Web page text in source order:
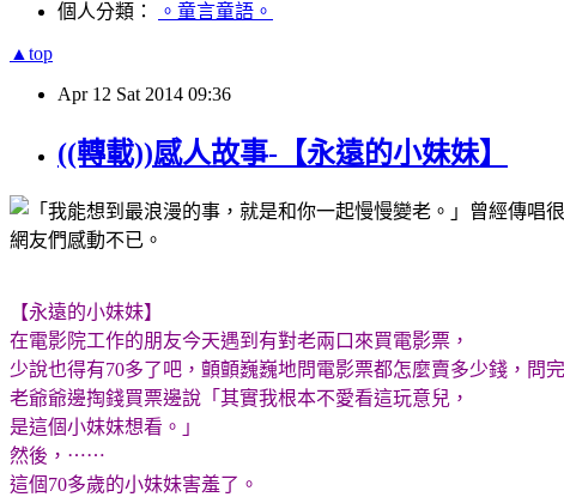
個人分類： 。童言童語。
▲top
Apr 12 Sat 2014 09:36
((轉載))感人故事-【永遠的小妹妹】
【永遠的小妹妹】
在電影院工作的朋友今天遇到有對老兩口來買電影票，
少說也得有70多了吧，顫顫巍巍地問電影票都怎麼賣多少錢，問
老爺爺邊掏錢買票邊說「其實我根本不愛看這玩意兒，
是這個小妹妹想看。」
然後， ⋯⋯
這個70多歲的小妹妹害羞了。